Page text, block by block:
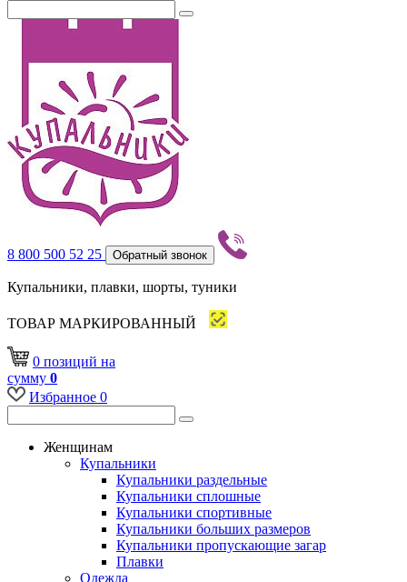
8 800 500 52 25 Обратный звонок
Купальники, плавки, шорты, туники
ТОВАР МАРКИРОВАННЫЙ
0 позиций на
сумму 0
Избранное 0
Женщинам
Купальники
Купальники раздельные
Купальники сплошные
Купальники спортивные
Купальники больших размеров
Купальники пропускающие загар
Плавки
Одежда